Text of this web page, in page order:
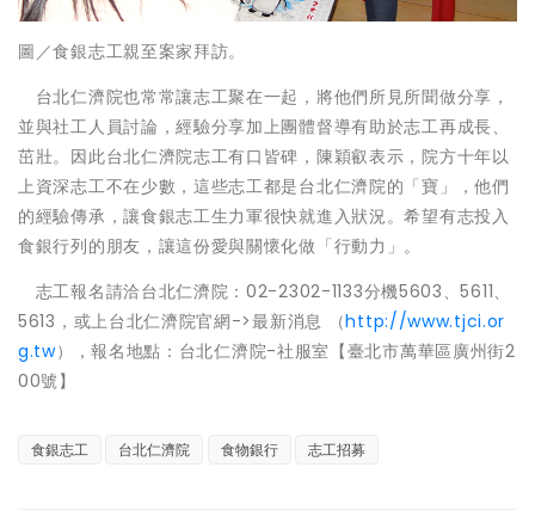
圖／食銀志工親至案家拜訪。
台北仁濟院也常常讓志工聚在一起，將他們所見所聞做分享，
並與社工人員討論，經驗分享加上團體督導有助於志工再成長、
茁壯。因此台北仁濟院志工有口皆碑，陳穎叡表示，院方十年以
上資深志工不在少數，這些志工都是台北仁濟院的「寶」，他們
的經驗傳承，讓食銀志工生力軍很快就進入狀況。希望有志投入
食銀行列的朋友，讓這份愛與關懷化做「行動力」。
志工報名請洽台北仁濟院：02-2302-1133分機5603、5611、
5613，或上台北仁濟院官網->最新消息 （http://www.tjci.or
g.tw），報名地點：台北仁濟院-社服室【臺北市萬華區廣州街2
00號】
食銀志工 台北仁濟院 食物銀行 志工招募